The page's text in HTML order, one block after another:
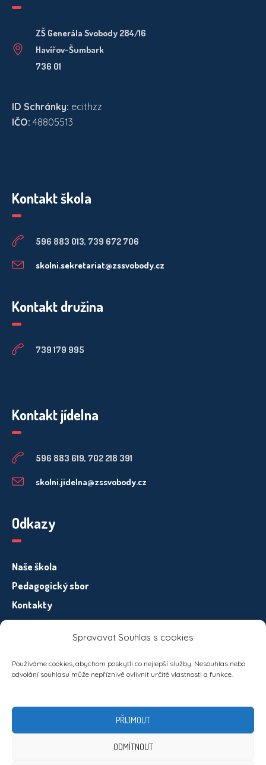
Spravovat Souhlas s cookies
Používáme cookies, abychom poskytli co nejlepší služby. Nesouhlas nebo
odvolání souhlasu může nepříznivě ovlivnit určité vlastnosti a funkce.
PŘIJMOUT
ODMÍTNOUT
ZŠ Generála Svobody 284/16
Havířov-Šumbark
736 01
ID Schránky: ecithzz
IČO: 48805513
Kontakt škola
596 883 013, 739 672 706
skolni.sekretariat@zssvobody.cz
Kontakt družina
739 179 995
Kontakt jídelna
596 883 619, 702 218 391
skolni.jidelna@zssvobody.cz
Odkazy
Naše škola
Pedagogický sbor
Kontakty
Informace pro subjekty osobních údajů – GDPR